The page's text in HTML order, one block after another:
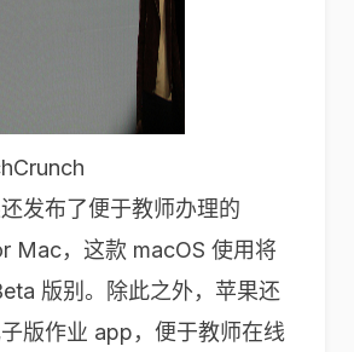
发布了便于教师办理的
Mac，这款 macOS 使用将
版别。除此之外，苹果还
版作业 app，便于教师在线